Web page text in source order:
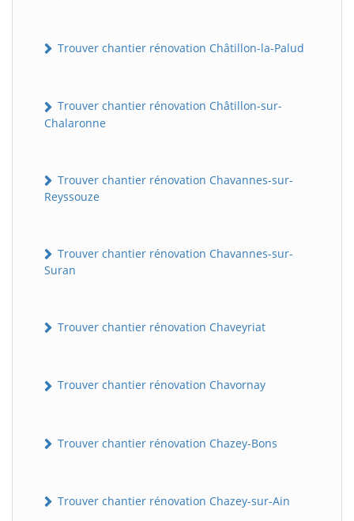
Trouver chantier rénovation Châtillon-la-Palud
Trouver chantier rénovation Châtillon-sur-
Chalaronne
Trouver chantier rénovation Chavannes-sur-
Reyssouze
Trouver chantier rénovation Chavannes-sur-
Suran
Trouver chantier rénovation Chaveyriat
Trouver chantier rénovation Chavornay
Trouver chantier rénovation Chazey-Bons
Trouver chantier rénovation Chazey-sur-Ain